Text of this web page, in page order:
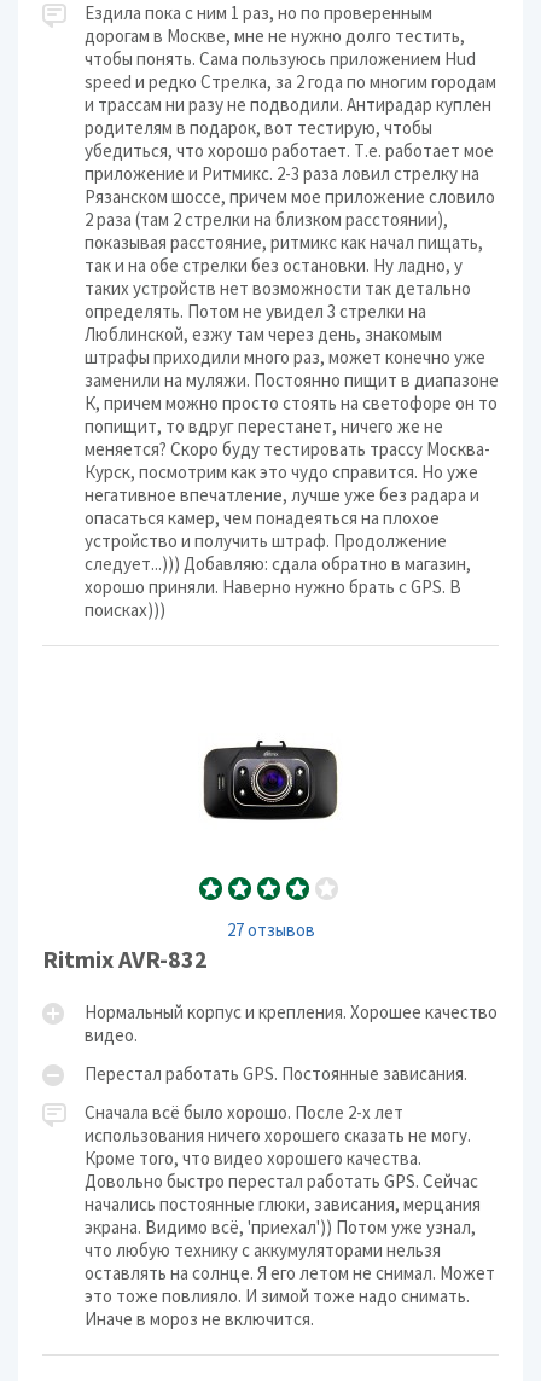
Ездила пока с ним 1 раз, но по проверенным
дорогам в Москве, мне не нужно долго тестить,
чтобы понять. Сама пользуюсь приложением Hud
speed и редко Стрелка, за 2 года по многим городам
и трассам ни разу не подводили. Антирадар куплен
родителям в подарок, вот тестирую, чтобы
убедиться, что хорошо работает. Т.е. работает мое
приложение и Ритмикс. 2-3 раза ловил стрелку на
Рязанском шоссе, причем мое приложение словило
2 раза (там 2 стрелки на близком расстоянии),
показывая расстояние, ритмикс как начал пищать,
так и на обе стрелки без остановки. Ну ладно, у
таких устройств нет возможности так детально
определять. Потом не увидел 3 стрелки на
Люблинской, езжу там через день, знакомым
штрафы приходили много раз, может конечно уже
заменили на муляжи. Постоянно пищит в диапазоне
К, причем можно просто стоять на светофоре он то
попищит, то вдруг перестанет, ничего же не
меняется? Скоро буду тестировать трассу Москва-
Курск, посмотрим как это чудо справится. Но уже
негативное впечатление, лучше уже без радара и
опасаться камер, чем понадеяться на плохое
устройство и получить штраф. Продолжение
следует...))) Добавляю: сдала обратно в магазин,
хорошо приняли. Наверно нужно брать с GPS. В
поисках)))
27 отзывов
Ritmix AVR-832
Нормальный корпус и крепления. Хорошее качество
видео.
Перестал работать GPS. Постоянные зависания.
Сначала всё было хорошо. После 2-х лет
использования ничего хорошего сказать не могу.
Кроме того, что видео хорошего качества.
Довольно быстро перестал работать GPS. Сейчас
начались постоянные глюки, зависания, мерцания
экрана. Видимо всё, 'приехал')) Потом уже узнал,
что любую технику с аккумуляторами нельзя
оставлять на солнце. Я его летом не снимал. Может
это тоже повлияло. И зимой тоже надо снимать.
Иначе в мороз не включится.